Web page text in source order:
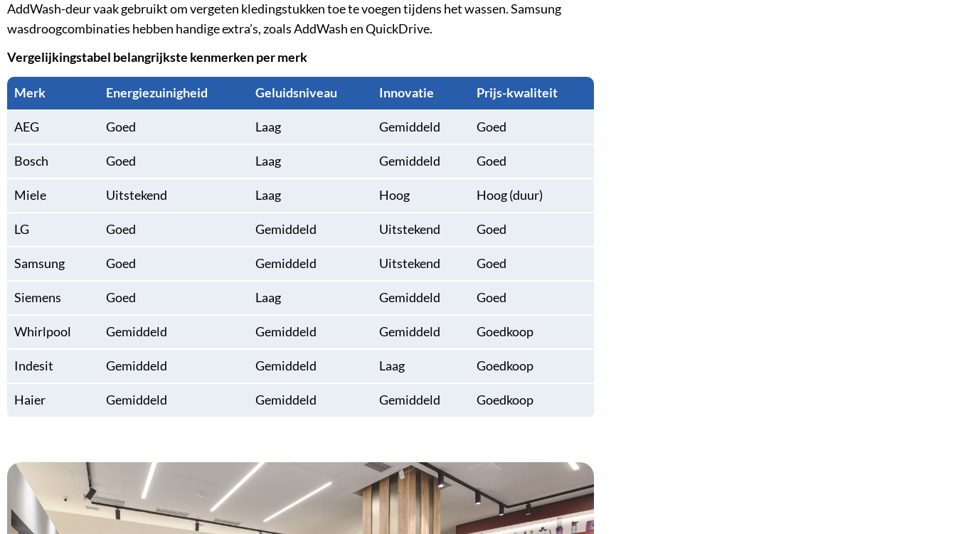
AddWash-deur vaak gebruikt om vergeten kledingstukken toe te voegen tijdens het wassen. Samsung
wasdroogcombinaties hebben handige extra’s, zoals AddWash en QuickDrive.
Vergelijkingstabel belangrijkste kenmerken per merk
Merk Energiezuinigheid Geluidsniveau Innovatie Prijs-kwaliteit
AEG Goed Laag Gemiddeld Goed
Bosch Goed Laag Gemiddeld Goed
Miele Uitstekend Laag Hoog Hoog (duur)
LG Goed Gemiddeld Uitstekend Goed
Samsung Goed Gemiddeld Uitstekend Goed
Siemens Goed Laag Gemiddeld Goed
Whirlpool Gemiddeld Gemiddeld Gemiddeld Goedkoop
Indesit Gemiddeld Gemiddeld Laag Goedkoop
Haier Gemiddeld Gemiddeld Gemiddeld Goedkoop